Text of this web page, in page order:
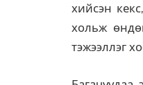
хийсэн
хольж
тэжээллэг